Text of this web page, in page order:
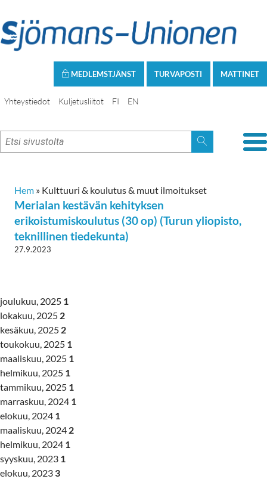
MATTINET
TURVAPOSTI
MEDLEMSTJÄNST
Yhteystiedot Kuljetusliitot FI EN
Hem » Kulttuuri & koulutus & muut ilmoitukset
Merialan kestävän kehityksen
erikoistumiskoulutus (30 op) (Turun yliopisto,
teknillinen tiedekunta)
27.9.2023
joulukuu, 2025 1
lokakuu, 2025 2
kesäkuu, 2025 2
toukokuu, 2025 1
maaliskuu, 2025 1
helmikuu, 2025 1
tammikuu, 2025 1
marraskuu, 2024 1
elokuu, 2024 1
maaliskuu, 2024 2
helmikuu, 2024 1
syyskuu, 2023 1
elokuu, 2023 3